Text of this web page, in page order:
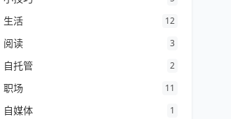
生活 12
阅读 3
自托管 2
职场 11
自媒体 1